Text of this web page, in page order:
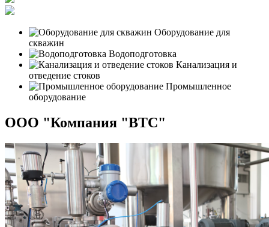
Оборудование для
скважин
Водоподготовка
Канализация и
отведение стоков
Промышленное
оборудование
ООО "Компания "ВТС"